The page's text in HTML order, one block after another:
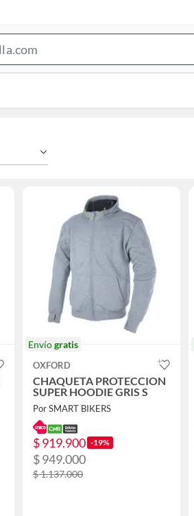
Bar
Envíogratis
OXFORD
CHAQUETA PROTECCION
SUPER HOODIE GRIS S
Por SMART BIKERS
$ 919.900 -19%
$ 949.000
$ 1.137.000